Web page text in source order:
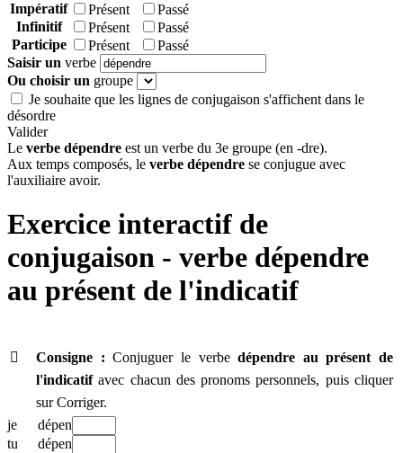
Impératif
Présent
Passé
Infinitif
Présent
Passé
Participe
Présent
Passé
Saisir un verbe
Ou choisir un groupe
Je souhaite que les lignes de conjugaison s'affichent dans le
désordre
Valider
Le verbe dépendre est un verbe du 3e groupe (en -dre).
Aux temps composés, le verbe dépendre se conjugue avec
l'auxiliaire avoir.
Exercice interactif de
conjugaison - verbe dépendre
au présent de l'indicatif
 Consigne :Conjuguer le verbedépendre au présent de
l'indicatifavec chacun des pronoms personnels, puis cliquer
sur Corriger.
je
dépen
tu
dépen